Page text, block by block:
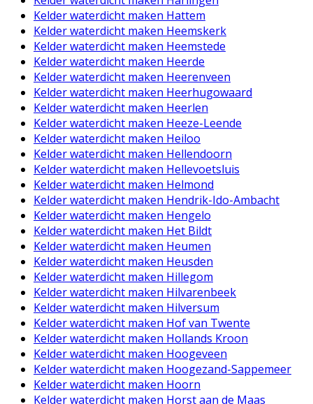
Kelder waterdicht maken Hattem
Kelder waterdicht maken Heemskerk
Kelder waterdicht maken Heemstede
Kelder waterdicht maken Heerde
Kelder waterdicht maken Heerenveen
Kelder waterdicht maken Heerhugowaard
Kelder waterdicht maken Heerlen
Kelder waterdicht maken Heeze-Leende
Kelder waterdicht maken Heiloo
Kelder waterdicht maken Hellendoorn
Kelder waterdicht maken Hellevoetsluis
Kelder waterdicht maken Helmond
Kelder waterdicht maken Hendrik-Ido-Ambacht
Kelder waterdicht maken Hengelo
Kelder waterdicht maken Het Bildt
Kelder waterdicht maken Heumen
Kelder waterdicht maken Heusden
Kelder waterdicht maken Hillegom
Kelder waterdicht maken Hilvarenbeek
Kelder waterdicht maken Hilversum
Kelder waterdicht maken Hof van Twente
Kelder waterdicht maken Hollands Kroon
Kelder waterdicht maken Hoogeveen
Kelder waterdicht maken Hoogezand-Sappemeer
Kelder waterdicht maken Hoorn
Kelder waterdicht maken Horst aan de Maas